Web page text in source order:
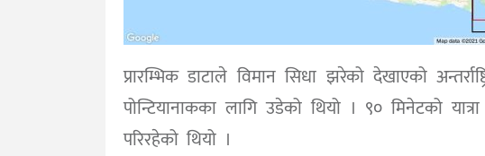
प्रारम्भिक डाटाले विमान सिधा झरेको देखाएको
पोन्टियानाकका लागि उडेको थियो । ९० मिनेटको
परिरहेको थियो ।